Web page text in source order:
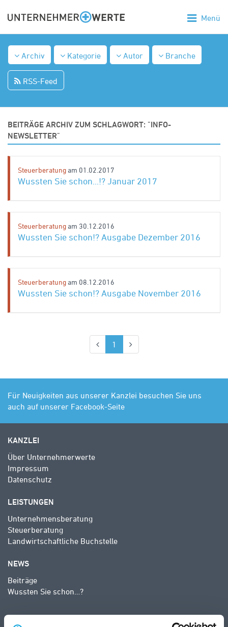
Menü
Archiv Kategorie Autor Branche
RSS-Feed
BEITRÄGE ARCHIV ZUM SCHLAGWORT: "INFO-
NEWSLETTER"
Steuerberatung am 01.02.2017
Wussten Sie schon...!? Januar 2017
Steuerberatung am 30.12.2016
Wussten Sie schon!? Ausgabe Dezember 2016
Steuerberatung am 08.12.2016
Wussten Sie schon!? Ausgabe November 2016
1 (aktuell)
Für Neuigkeiten aus unserer Kanzlei besuchen Sie uns
auch auf unserer Facebook-Seite
KANZLEI
Über Unternehmerwerte
Impressum
Datenschutz
LEISTUNGEN
Unternehmensberatung
Steuerberatung
Landwirtschaftliche Buchstelle
NEWS
Beiträge
Wussten Sie schon…?